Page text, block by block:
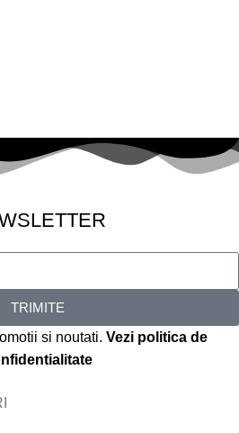
TRIMITE
si noutati. Vezi politica de